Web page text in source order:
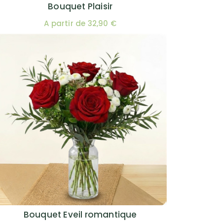
Bouquet Plaisir
A partir de 32,90 €
Bouquet Eveil romantique